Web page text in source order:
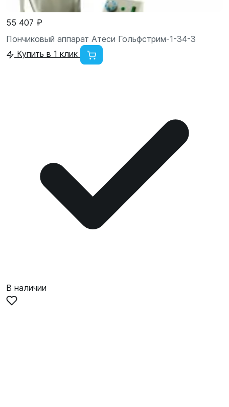
55 407 ₽
Пончиковый аппарат Атеси Гольфстрим-1-34-3
Купить в 1 клик
В наличии